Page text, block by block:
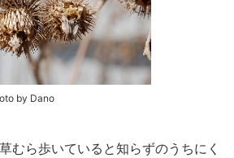
by Dano
むら歩いていると知らずのうちにく